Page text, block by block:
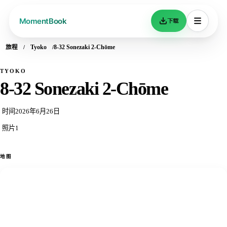
下载
旅程 Tyoko 8-32 Sonezaki 2-Chōme
TYOKO
8-32 Sonezaki 2-Chōme
时间 2026年6月26日
照片1
地图